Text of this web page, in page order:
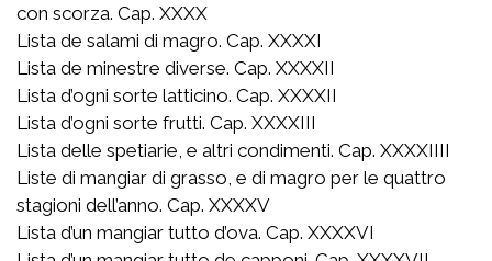
con scorza. Cap. XXXX
Lista de salami di magro. Cap. XXXXI
Lista de minestre diverse. Cap. XXXXII
Lista d’ogni sorte latticino. Cap. XXXXII
Lista d’ogni sorte frutti. Cap. XXXXIII
Lista delle spetiarie, e altri condimenti. Cap. XXXXIIII
Liste di mangiar di grasso, e di magro per le quattro
stagioni dell’anno. Cap. XXXXV
Lista d’un mangiar tutto d’ova. Cap. XXXXVI